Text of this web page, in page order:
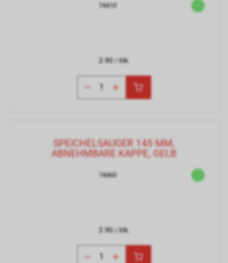
74410
2.90/ Stk.
SPEICHELSAUGER 145 MM,
ABNEHMBARE KAPPE, GELB
74460
2.90/ Stk.